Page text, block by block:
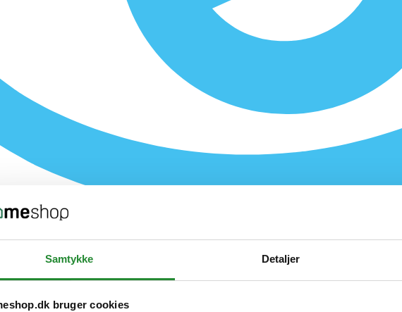
Samtykke Detaljer
bruger cookies